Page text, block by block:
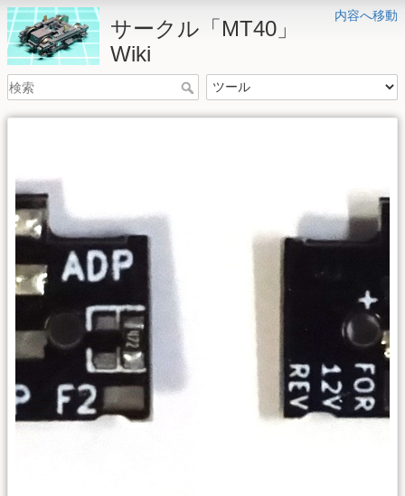
内容へ移動
サークル「MT40」
Wiki